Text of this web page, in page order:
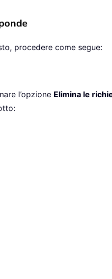
procedere come segue:
l’opzione Elimina le